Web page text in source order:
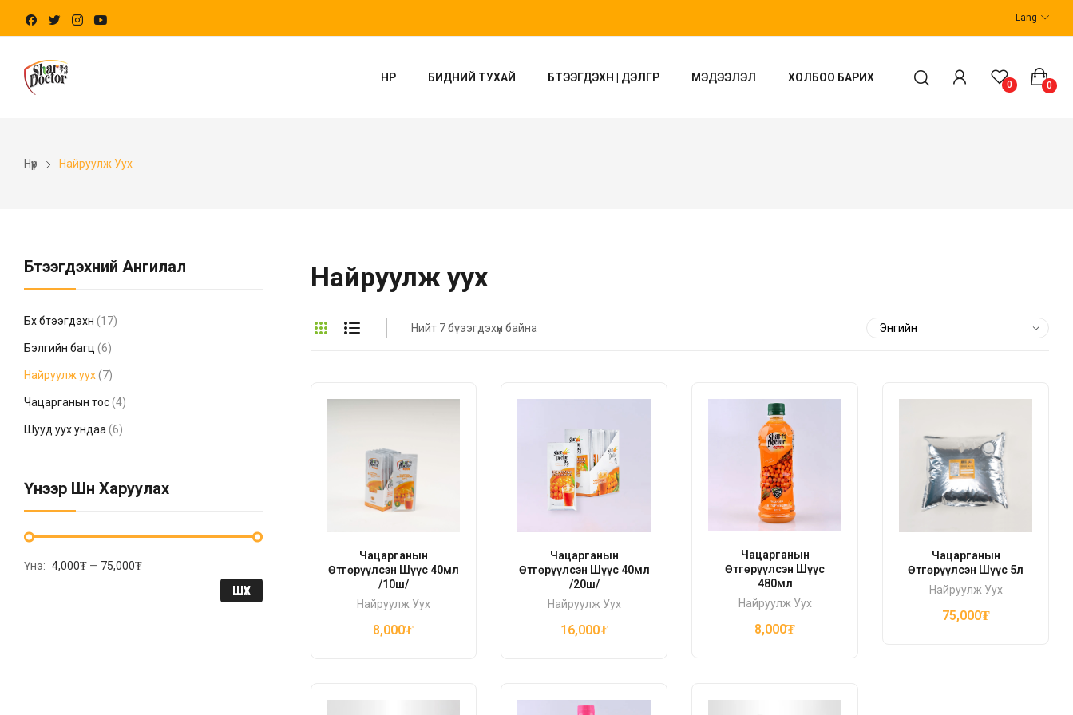
Lang
НҮҮР БИДНИЙ ТУХАЙ БҮТЭЭГДЭХҮҮН | ДЭЛГҮҮР МЭДЭЭЛЭЛ ХОЛБОО БАРИХ
0 0
Нүүр Найруулж Уух
Найруулж уух
Нийт 7 бүтээгдэхүүн байна
Чацарганын
Өтгөрүүлсэн Шүүс 40мл
/10ш/
Найруулж Уух
8,000₮
Чацарганын
Өтгөрүүлсэн Шүүс 40мл
/20ш/
Найруулж Уух
16,000₮
Чацарганын
Өтгөрүүлсэн Шүүс
480мл
Найруулж Уух
8,000₮
Чацарганын
Өтгөрүүлсэн Шүүс 5л
Найруулж Уух
75,000₮
Бүтээгдэхүүний Ангилал
Бүх бүтээгдэхүүн (17)
Бэлгийн багц (6)
Найруулж уух(7)
Чацарганын тос(4)
Шууд уух ундаа (6)
Үнээр Шүүн Харуулах
Үнэ: 4,000₮ — 75,000₮
ШҮҮХ